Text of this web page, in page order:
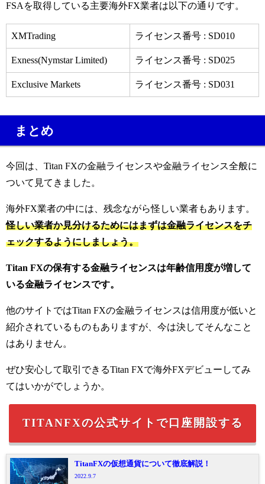
FSAを取得している主要海外FX業者は以下の通りです。
XMTrading ライセンス番号 : SD010
Exness(Nymstar Limited) ライセンス番号 : SD025
Exclusive Markets ライセンス番号 : SD031
まとめ
今回は、Titan FXの金融ライセンスや金融ライセンス全般に
ついて見てきました。
海外FX業者の中には、残念ながら怪しい業者もあります。
怪しい業者か見分けるためにはまずは金融ライセンスをチ
ェックするようにしましょう。
Titan FXの保有する金融ライセンスは年齢信用度が増して
いる金融ライセンスです。
他のサイトではTitan FXの金融ライセンスは信用度が低いと
紹介されているものもありますが、今は決してそんなこと
はありません。
ぜひ安心して取引できるTitan FXで海外FXデビューしてみ
てはいかがでしょうか。
TITANFXの公式サイトで口座開設する
TitanFXの仮想通貨について徹底解説！
2022.9.7